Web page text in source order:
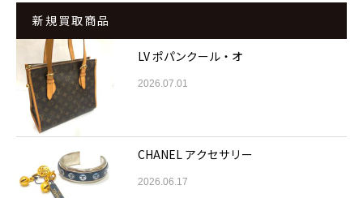
新規買取商品
LV ポパンクール・オ
2026.07.01
CHANEL アクセサリー
2026.06.17